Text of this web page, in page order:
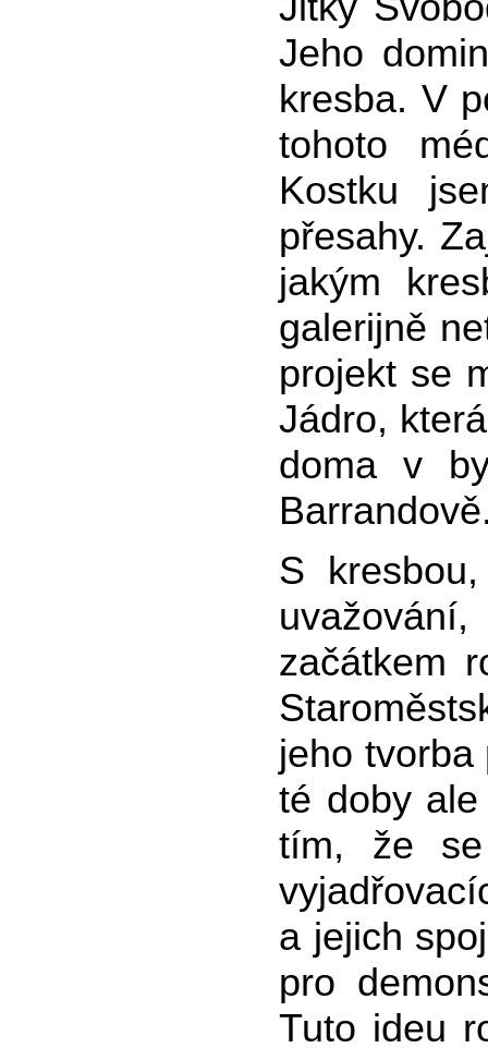
Jeho
kresba. V
tohoto
Kostku
přesahy.
jakým
galerijně
projekt se
Jádro,
doma v
S
začátkem
jeho tvorba
té doby
tím, že se
a jejich
pro
Tuto ideu